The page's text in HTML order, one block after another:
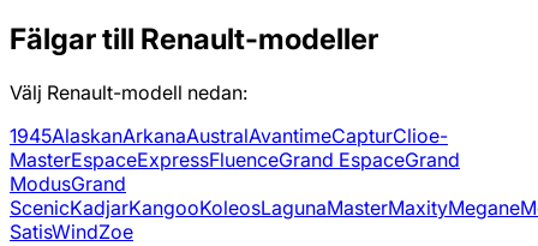
Fälgar till Renault-modeller
Välj Renault-modell nedan:
1945AlaskanArkanaAustralAvantimeCapturClioe-
MasterEspaceExpressFluenceGrand EspaceGrand
ModusGrand
ScenicKadjarKangooKoleosLagunaMasterMaxityMegane
SatisWindZoe